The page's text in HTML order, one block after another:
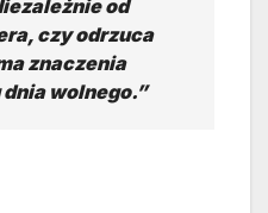
od
czy odrzuca
znaczenia
wolnego.”